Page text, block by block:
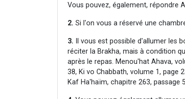
Vous pouvez, également, répondre
2. Si l'on vous a réservé une
3. Il vous est possible d'allumer les
réciter la Brakha, mais à condition
après le repas. Menou'hat Ahava,
38, Ki vo Chabbath, volume 1, page
Kaf Ha'haïm, chapitre 263, passage